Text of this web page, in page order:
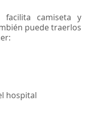
camiseta y
puede traerlos
hospital